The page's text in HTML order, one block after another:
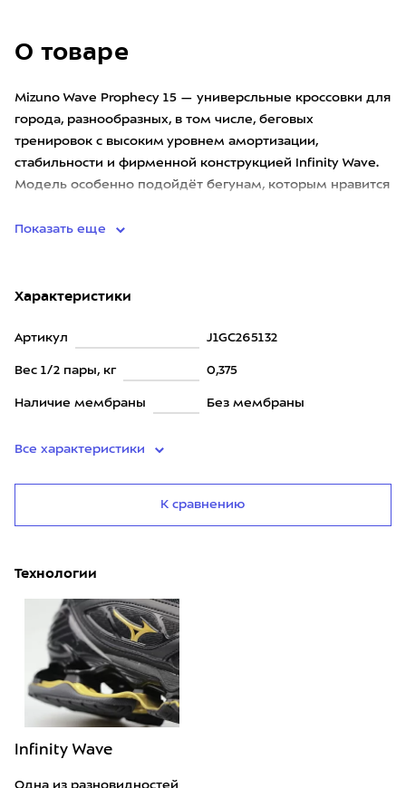
О товаре
Mizuno Wave Prophecy 15 — универсльные кроссовки для
города, разнообразных, в том числе, беговых
тренировок с высоким уровнем амортизации,
стабильности и фирменной конструкцией Infinity Wave.
Модель особенно подойдёт бегунам, которым нравится
Показать еще
Характеристики
Артикул J1GC265132
Вес 1/2 пары, кг 0,375
Наличие мембраны Без мембраны
Все характеристики
К сравнению
Технологии
Infinity Wave
Одна из разновидностей